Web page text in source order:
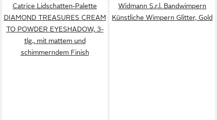
Catrice Lidschatten-Palette
DIAMOND TREASURES CREAM
TO POWDER EYESHADOW, 3-
tlg., mit mattem und
schimmerndem Finish
Widmann S.r.l. Bandwimpern
Künstliche Wimpern Glitter, Gold